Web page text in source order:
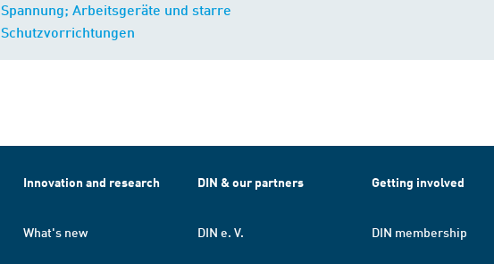
Spannung; Arbeitsgeräte und starre
Schutzvorrichtungen
Innovation and research
What's new
DIN & our partners
DIN e. V.
Getting involved
DIN membership